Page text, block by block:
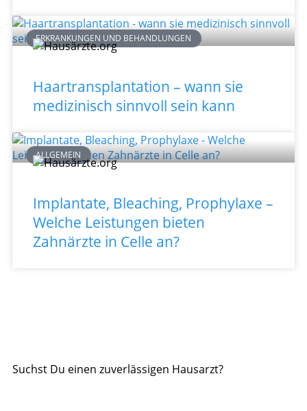
ERKRANKUNGEN UND BEHANDLUNGEN
Haartransplantation – wann sie
medizinisch sinnvoll sein kann
ALLGEMEIN
Implantate, Bleaching, Prophylaxe –
Welche Leistungen bieten
Zahnärzte in Celle an?
Suchst Du einen zuverlässigen Hausarzt?